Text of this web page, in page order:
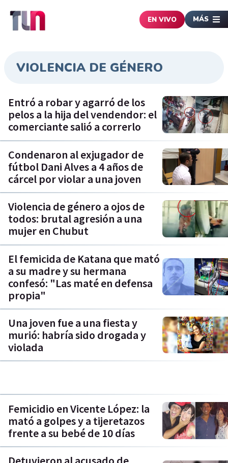
EN VIVO MÁS
VIOLENCIA DE GÉNERO
Entró a robar y agarró de los
pelos a la hija del vendendor: el
comerciante salió a correrlo
Condenaron al exjugador de
fútbol Dani Alves a 4 años de
cárcel por violar a una joven
Violencia de género a ojos de
todos: brutal agresión a una
mujer en Chubut
El femicida de Katana que mató
a su madre y su hermana
confesó: "Las maté en defensa
propia"
Una joven fue a una fiesta y
murió: habría sido drogada y
violada
Femicidio en Vicente López: la
mató a golpes y a tijeretazos
frente a su bebé de 10 días